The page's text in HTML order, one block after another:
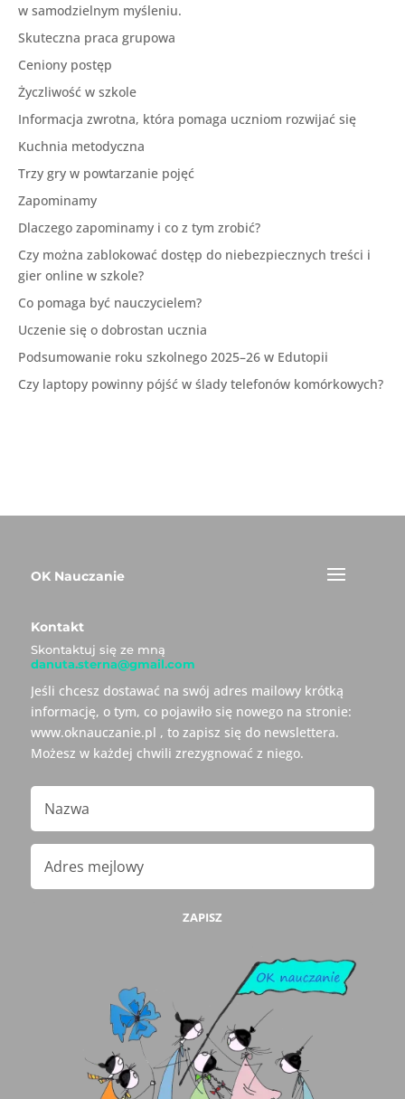
w samodzielnym myśleniu.
Skuteczna praca grupowa
Ceniony postęp
Życzliwość w szkole
Informacja zwrotna, która pomaga uczniom rozwijać się
Kuchnia metodyczna
Trzy gry w powtarzanie pojęć
Zapominamy
Dlaczego zapominamy i co z tym zrobić?
Czy można zablokować dostęp do niebezpiecznych treści i
gier online w szkole?
Co pomaga być nauczycielem?
Uczenie się o dobrostan ucznia
Podsumowanie roku szkolnego 2025–26 w Edutopii
Czy laptopy powinny pójść w ślady telefonów komórkowych?
OK Nauczanie
Kontakt
Skontaktuj się ze mną
danuta.sterna@gmail.com
Jeśli chcesz dostawać na swój adres mailowy krótką
informację, o tym, co pojawiło się nowego na stronie:
www.oknauczanie.pl , to zapisz się do newslettera.
Możesz w każdej chwili zrezygnować z niego.
ZAPISZ